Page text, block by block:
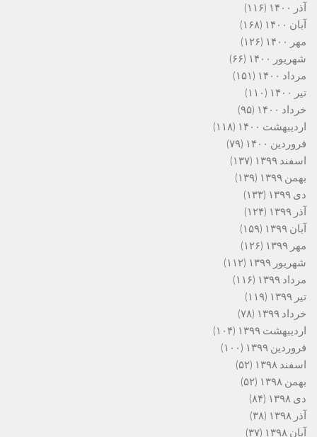
آذر ۱۴۰۰
(۱۱۶)
آبان ۱۴۰۰
(۱۶۸)
مهر ۱۴۰۰
(۱۲۶)
شهریور ۱۴۰۰
(۶۶)
مرداد ۱۴۰۰
(۱۵۱)
تیر ۱۴۰۰
(۱۱۰)
خرداد ۱۴۰۰
(۹۵)
اردیبهشت ۱۴۰۰
(۱۱۸)
فروردین ۱۴۰۰
(۷۹)
اسفند ۱۳۹۹
(۱۳۷)
بهمن ۱۳۹۹
(۱۳۹)
دی ۱۳۹۹
(۱۳۳)
آذر ۱۳۹۹
(۱۲۴)
آبان ۱۳۹۹
(۱۵۹)
مهر ۱۳۹۹
(۱۲۶)
شهریور ۱۳۹۹
(۱۱۲)
مرداد ۱۳۹۹
(۱۱۶)
تیر ۱۳۹۹
(۱۱۹)
خرداد ۱۳۹۹
(۷۸)
اردیبهشت ۱۳۹۹
(۱۰۴)
فروردین ۱۳۹۹
(۱۰۰)
اسفند ۱۳۹۸
(۵۲)
بهمن ۱۳۹۸
(۵۲)
دی ۱۳۹۸
(۸۴)
آذر ۱۳۹۸
(۳۸)
آبان ۱۳۹۸
(۳۷)